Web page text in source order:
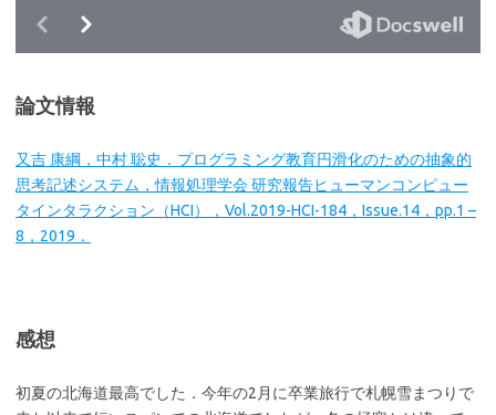
論文情報
又吉 康綱，中村 聡史．プログラミング教育円滑化のための抽象的
思考記述システム，情報処理学会 研究報告ヒューマンコンピュー
タインタラクション（HCI），Vol.2019-HCI-184，Issue.14，pp.1 –
8，2019．
感想
初夏の北海道最高でした．今年の2月に卒業旅行で札幌雪まつりで